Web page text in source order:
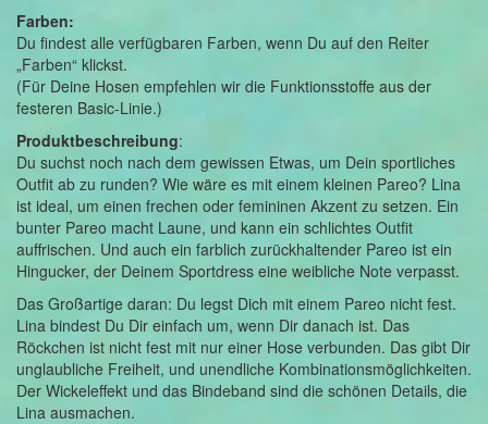
Farben:
Du findest alle verfügbaren Farben, wenn Du auf den Reiter
„Farben“ klickst.
(Für Deine Hosen empfehlen wir die Funktionsstoffe aus der
festeren Basic-Linie.)
Produktbeschreibung:
Du suchst noch nach dem gewissen Etwas, um Dein sportliches
Outfit ab zu runden? Wie wäre es mit einem kleinen Pareo? Lina
ist ideal, um einen frechen oder femininen Akzent zu setzen. Ein
bunter Pareo macht Laune, und kann ein schlichtes Outfit
auffrischen. Und auch ein farblich zurückhaltender Pareo ist ein
Hingucker, der Deinem Sportdress eine weibliche Note verpasst.
Das Großartige daran: Du legst Dich mit einem Pareo nicht fest.
Lina bindest Du Dir einfach um, wenn Dir danach ist. Das
Röckchen ist nicht fest mit nur einer Hose verbunden. Das gibt Dir
unglaubliche Freiheit, und unendliche Kombinationsmöglichkeiten.
Der Wickeleffekt und das Bindeband sind die schönen Details, die
Lina ausmachen.